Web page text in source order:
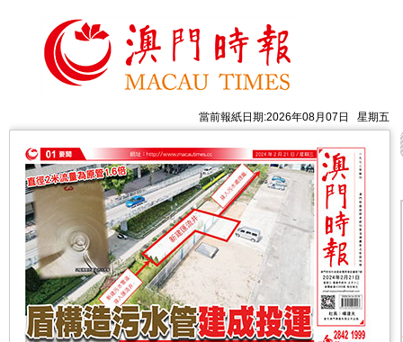
當前報紙日期:2026年08月07日 星期五